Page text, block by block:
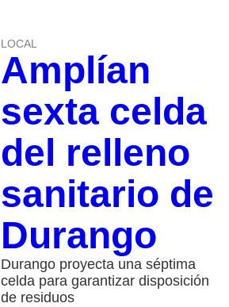
LOCAL
Amplían
sexta celda
del relleno
sanitario de
Durango
Durango proyecta una séptima
celda para garantizar disposición
de residuos